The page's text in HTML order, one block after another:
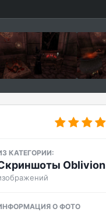
КАТЕГОРИИ:
Oblivion
О ФОТО